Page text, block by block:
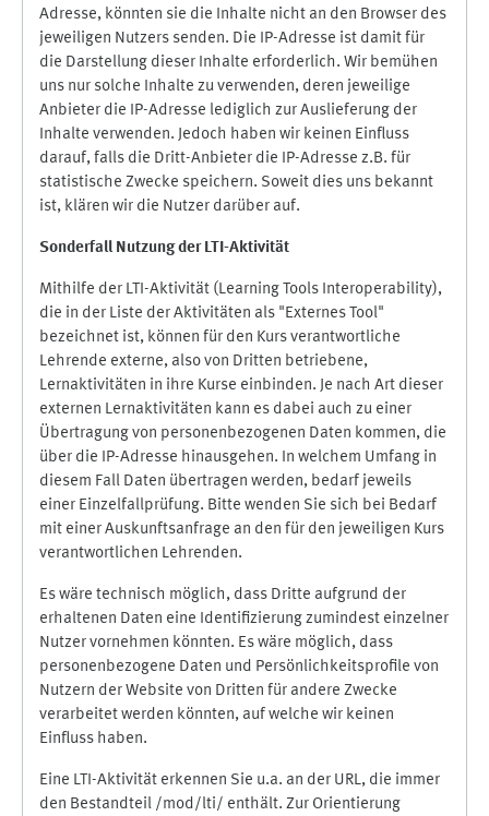
Adresse, könnten sie die Inhalte nicht an den Browser des
jeweiligen Nutzers senden. Die IP-Adresse ist damit für
die Darstellung dieser Inhalte erforderlich. Wir bemühen
uns nur solche Inhalte zu verwenden, deren jeweilige
Anbieter die IP-Adresse lediglich zur Auslieferung der
Inhalte verwenden. Jedoch haben wir keinen Einfluss
darauf, falls die Dritt-Anbieter die IP-Adresse z.B. für
statistische Zwecke speichern. Soweit dies uns bekannt
ist, klären wir die Nutzer darüber auf.
Sonderfall Nutzung der LTI-Aktivität
Mithilfe der LTI-Aktivität (Learning Tools Interoperability),
die in der Liste der Aktivitäten als "Externes Tool"
bezeichnet ist, können für den Kurs verantwortliche
Lehrende externe, also von Dritten betriebene,
Lernaktivitäten in ihre Kurse einbinden. Je nach Art dieser
externen Lernaktivitäten kann es dabei auch zu einer
Übertragung von personenbezogenen Daten kommen, die
über die IP-Adresse hinausgehen. In welchem Umfang in
diesem Fall Daten übertragen werden, bedarf jeweils
einer Einzelfallprüfung. Bitte wenden Sie sich bei Bedarf
mit einer Auskunftsanfrage an den für den jeweiligen Kurs
verantwortlichen Lehrenden.
Es wäre technisch möglich, dass Dritte aufgrund der
erhaltenen Daten eine Identifizierung zumindest einzelner
Nutzer vornehmen könnten. Es wäre möglich, dass
personenbezogene Daten und Persönlichkeitsprofile von
Nutzern der Website von Dritten für andere Zwecke
verarbeitet werden könnten, auf welche wir keinen
Einfluss haben.
Eine LTI-Aktivität erkennen Sie u.a. an der URL, die immer
den Bestandteil /mod/lti/ enthält. Zur Orientierung